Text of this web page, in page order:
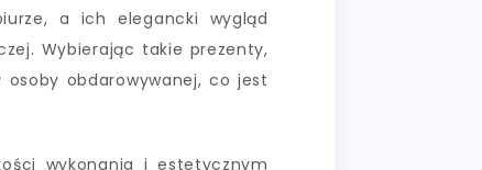
a ich elegancki wygląd
Wybierając takie prezenty,
obdarowywanej, co jest
wykonania i estetycznym